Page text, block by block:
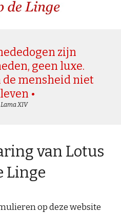
zijn
geen luxe.
de mensheid niet
•
XIV
van Lotus
Linge
op deze website